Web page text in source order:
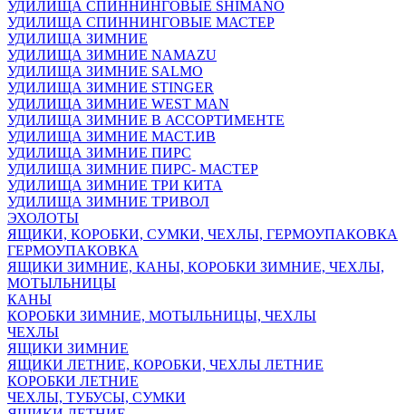
УДИЛИЩА СПИННИНГОВЫЕ SHIMANO
УДИЛИЩА СПИННИНГОВЫЕ МАСТЕР
УДИЛИЩА ЗИМНИЕ
УДИЛИЩА ЗИМНИЕ NAMAZU
УДИЛИЩА ЗИМНИЕ SALMO
УДИЛИЩА ЗИМНИЕ STINGER
УДИЛИЩА ЗИМНИЕ WEST MAN
УДИЛИЩА ЗИМНИЕ В АССОРТИМЕНТЕ
УДИЛИЩА ЗИМНИЕ МАСТ.ИВ
УДИЛИЩА ЗИМНИЕ ПИРС
УДИЛИЩА ЗИМНИЕ ПИРС- МАСТЕР
УДИЛИЩА ЗИМНИЕ ТРИ КИТА
УДИЛИЩА ЗИМНИЕ ТРИВОЛ
ЭХОЛОТЫ
ЯЩИКИ, КОРОБКИ, СУМКИ, ЧЕХЛЫ, ГЕРМОУПАКОВКА
ГЕРМОУПАКОВКА
ЯЩИКИ ЗИМНИЕ, КАНЫ, КОРОБКИ ЗИМНИЕ, ЧЕХЛЫ,
МОТЫЛЬНИЦЫ
КАНЫ
КОРОБКИ ЗИМНИЕ, МОТЫЛЬНИЦЫ, ЧЕХЛЫ
ЧЕХЛЫ
ЯЩИКИ ЗИМНИЕ
ЯЩИКИ ЛЕТНИЕ, КОРОБКИ, ЧЕХЛЫ ЛЕТНИЕ
КОРОБКИ ЛЕТНИЕ
ЧЕХЛЫ, ТУБУСЫ, СУМКИ